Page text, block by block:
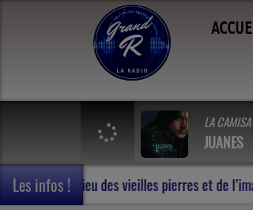
LA
JUANES
Les infos !
voyage en Terres de Rohan , au milieu des